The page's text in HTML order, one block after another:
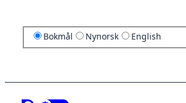
Bokmål Nynorsk English